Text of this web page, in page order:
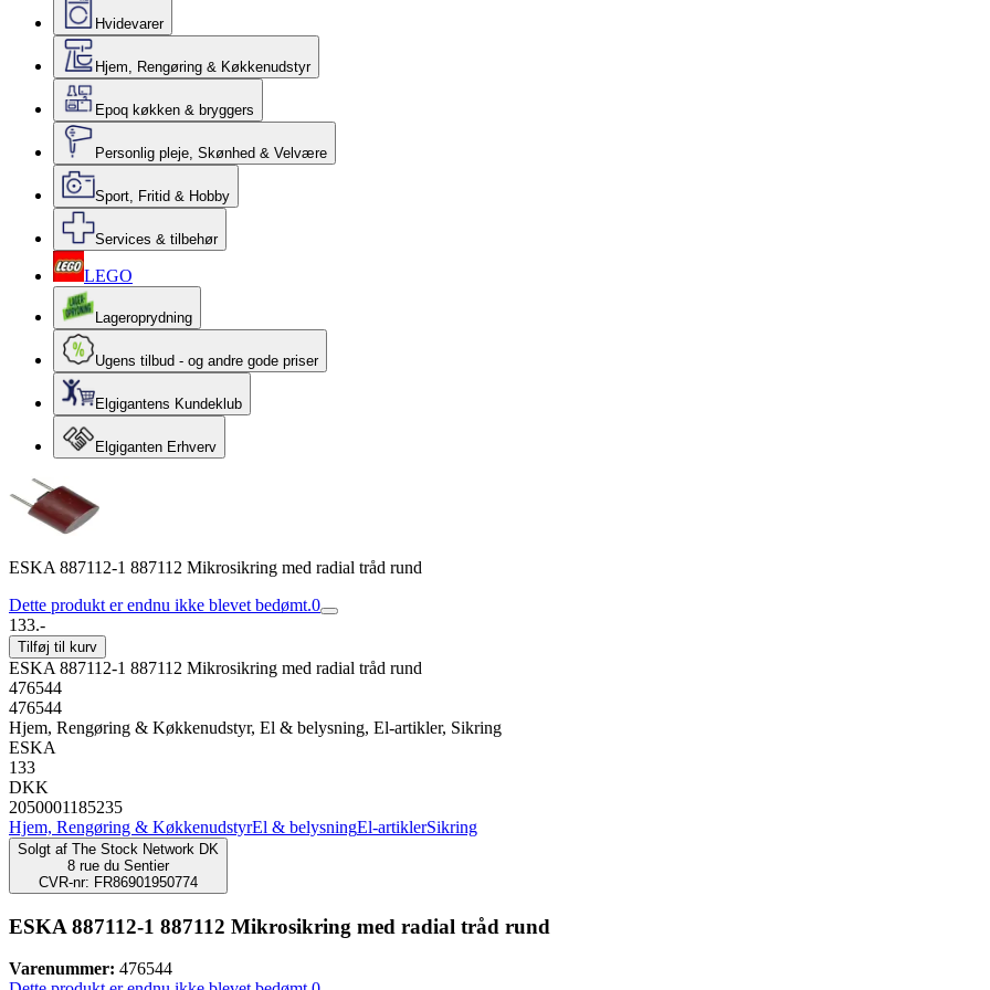
Hvidevarer
Hjem, Rengøring & Køkkenudstyr
Epoq køkken & bryggers
Personlig pleje, Skønhed & Velvære
Sport, Fritid & Hobby
Services & tilbehør
LEGO
Lageroprydning
Ugens tilbud - og andre gode priser
Elgigantens Kundeklub
Elgiganten Erhverv
ESKA 887112-1 887112 Mikrosikring med radial tråd rund
Dette produkt er endnu ikke blevet bedømt.0
133.-
Tilføj til kurv
ESKA 887112-1 887112 Mikrosikring med radial tråd rund
476544
476544
Hjem, Rengøring & Køkkenudstyr, El & belysning, El-artikler, Sikring
ESKA
133
DKK
2050001185235
Hjem, Rengøring & KøkkenudstyrEl & belysningEl-artiklerSikring
Solgt af The Stock Network DK
8 rue du Sentier
CVR-nr: FR86901950774
ESKA 887112-1 887112 Mikrosikring med radial tråd rund
Varenummer: 476544